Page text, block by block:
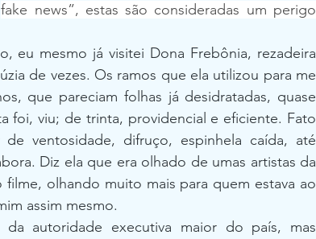
fake news”, estas são consideradas um perigo
eu mesmo já visitei Dona Frebônia, rezadeira
de vezes. Os ramos que ela utilizou para me
que pareciam folhas já desidratadas, quase
foi, viu; de trinta, providencial e eficiente. Fato
ventosidade, difruço, espinhela caída, até
Diz ela que era olhado de umas artistas da
olhando muito mais para quem estava ao
assim mesmo.
autoridade executiva maior do país, mas